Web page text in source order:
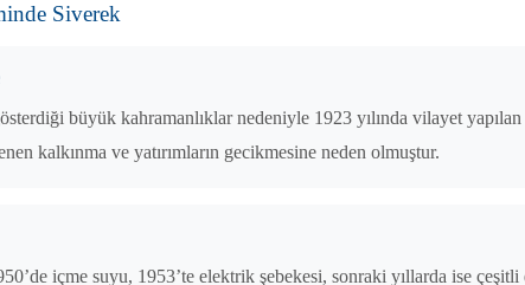
Siverek
büyük kahramanlıklar nedeniyle 1923 yılında vilayet yapılan
kalkınma ve yatırımların gecikmesine neden olmuştur.
içme suyu, 1953’te elektrik şebekesi, sonraki yıllarda ise